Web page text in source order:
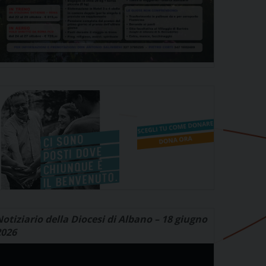
della Diocesi di Albano – 18 giugno